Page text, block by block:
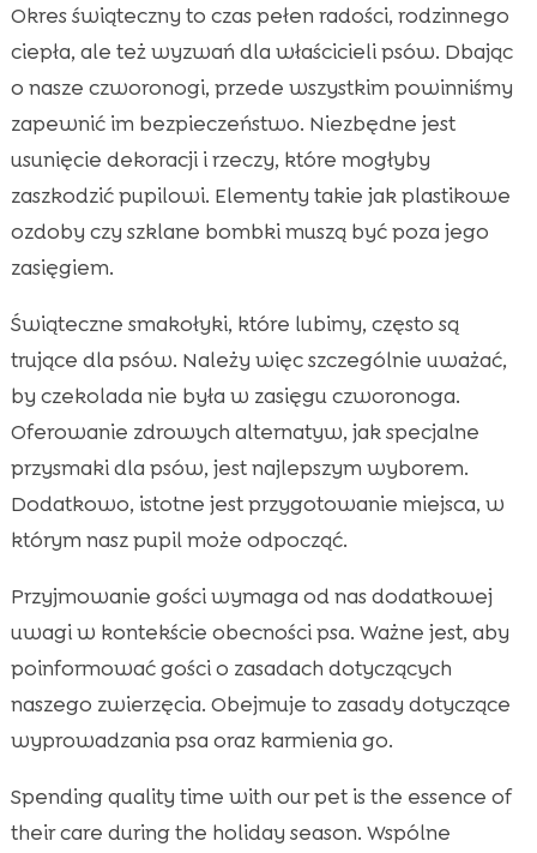
Okres świąteczny to czas pełen radości, rodzinnego
ciepła, ale też wyzwań dla właścicieli psów. Dbając
o nasze czworonogi, przede wszystkim powinniśmy
zapewnić im bezpieczeństwo. Niezbędne jest
usunięcie dekoracji i rzeczy, które mogłyby
zaszkodzić pupilowi. Elementy takie jak plastikowe
ozdoby czy szklane bombki muszą być poza jego
zasięgiem.
Świąteczne smakołyki, które lubimy, często są
trujące dla psów. Należy więc szczególnie uważać,
by czekolada nie była w zasięgu czworonoga.
Oferowanie zdrowych alternatyw, jak specjalne
przysmaki dla psów, jest najlepszym wyborem.
Dodatkowo, istotne jest przygotowanie miejsca, w
którym nasz pupil może odpocząć.
Przyjmowanie gości wymaga od nas dodatkowej
uwagi w kontekście obecności psa. Ważne jest, aby
poinformować gości o zasadach dotyczących
naszego zwierzęcia. Obejmuje to zasady dotyczące
wyprowadzania psa oraz karmienia go.
Spending quality time with our pet is the essence of
their care during the holiday season. Wspólne